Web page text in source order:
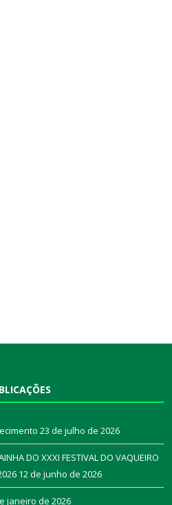
23 de julho de 2026
DO XXXI FESTIVAL DO VAQUEIRO
12 de junho de 2026
janeiro de 2026